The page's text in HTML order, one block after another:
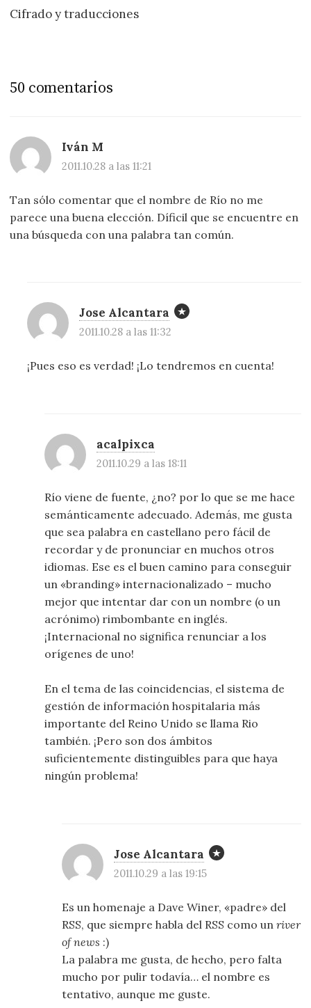
Cifrado y traducciones
50 comentarios
Iván M
2011.10.28 a las 11:21
Tan sólo comentar que el nombre de Río no me
parece una buena elección. Díficil que se encuentre en
una búsqueda con una palabra tan común.
Jose Alcantara
2011.10.28 a las 11:32
¡Pues eso es verdad! ¡Lo tendremos en cuenta!
acalpixca
2011.10.29 a las 18:11
Río viene de fuente, ¿no? por lo que se me hace
semánticamente adecuado. Además, me gusta
que sea palabra en castellano pero fácil de
recordar y de pronunciar en muchos otros
idiomas. Ese es el buen camino para conseguir
un «branding» internacionalizado – mucho
mejor que intentar dar con un nombre (o un
acrónimo) rimbombante en inglés.
¡Internacional no significa renunciar a los
orígenes de uno!
En el tema de las coincidencias, el sistema de
gestión de información hospitalaria más
importante del Reino Unido se llama Rio
también. ¡Pero son dos ámbitos
suficientemente distinguibles para que haya
ningún problema!
Jose Alcantara
2011.10.29 a las 19:15
Es un homenaje a Dave Winer, «padre» del
RSS, que siempre habla del RSS como unriver
of news :)
La palabra me gusta, de hecho, pero falta
mucho por pulir todavía… el nombre es
tentativo, aunque me guste.